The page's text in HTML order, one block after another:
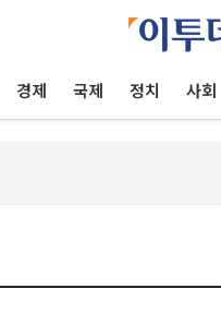
경제 국제 정치 사회